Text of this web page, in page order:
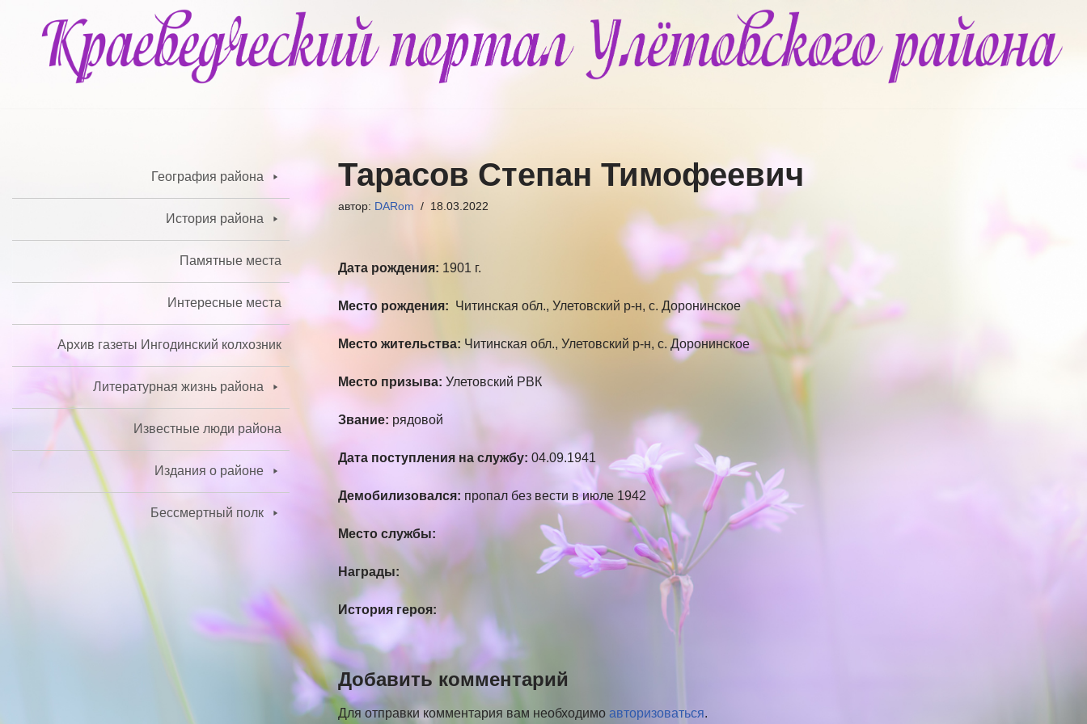
Перейти
содержимому
География района
История района
Памятные места
Интересные места
Архив газеты Ингодинский колхозник
Литературная жизнь района
Известные люди района
Издания о районе
Бессмертный полк
Тарасов Степан Тимофеевич
автор: DARom 18.03.2022
Дата рождения: 1901 г.
Место рождения: Читинская обл., Улетовский р-н, с. Доронинское
Место жительства: Читинская обл., Улетовский р-н, с. Доронинское
Место призыва:Улетовский РВК
Звание: рядовой
Дата поступления на службу:04.09.1941
Демобилизовался: пропал без вести в июле 1942
Место службы:
Награды:
История героя:
Добавить комментарий
Для отправки комментария вам необходимоавторизоваться.